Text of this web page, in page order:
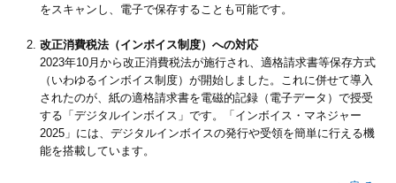
をスキャンし、電子で保存することも可能です。
改正消費税法（インボイス制度）への対応
2023年10月から改正消費税法が施行され、適格請求書等保存方式
（いわゆるインボイス制度）が開始しました。これに併せて導入
されたのが、紙の適格請求書を電磁的記録（電子データ）で授受
する「デジタルインボイス」です。「インボイス・マネジャー
2025」には、デジタルインボイスの発行や受領を簡単に行える機
能を搭載しています。